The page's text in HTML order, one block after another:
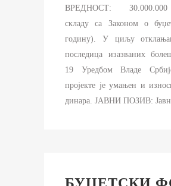
ВРЕДНОСТ: 30.000.000
складу са Законом о
годину). У циљу
последица изазваних
19 Уредбом Владе
пројекте је умањен и
динара. ЈАВНИ ПОЗИВ: